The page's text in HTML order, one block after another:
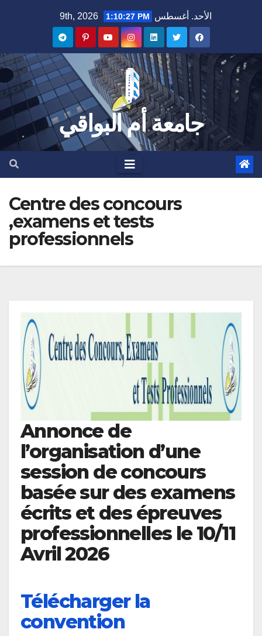
الأحد. أغسطس 9th, 2026 1:10:28 PM
جامعة أم البواقي
Centre des concours
,examens et tests
professionnels
Annonce de
l’organisation d’une
session de concours
basée sur des examens
écrits et des épreuves
professionnelles le 10/11
Avril 2026
Télécharger la
convention